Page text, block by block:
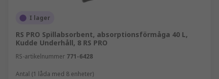
I lager
RS PRO Spillabsorbent, absorptionsförmåga 40 L,
Kudde Underhåll, 8 RS PRO
RS-artikelnummer 771-6428
Antal (1 låda med 8 enheter)